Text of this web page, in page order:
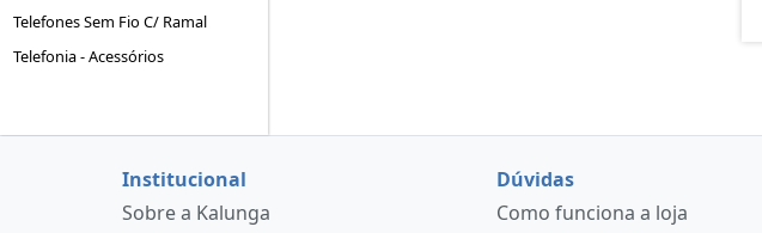
Telefones Sem Fio C/ Ramal
Telefonia - Acessórios
Institucional
Sobre a Kalunga
Dúvidas
Como funciona a loja